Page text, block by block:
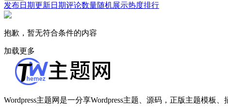
发布日期更新日期评论数量随机展示热度排行
抱歉，暂无符合条件的内容
加载更多
Wordpress主题网是一分享Wordpress主题、源码，正版主题模板